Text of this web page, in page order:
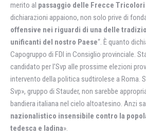
merito al passaggio delle Frecce Tricolori
dichiarazioni appaiono, non solo prive di
offensive nei riguardi di una delle
unificanti del nostro Paese“. È quanto
Capogruppo di FDI in Consiglio provinciale.
candidato per l’Svp alle prossime elezioni
intervento della politica sudtirolese a Roma.
Svp», gruppo di Stauder, non sarebbe
bandiera italiana nel cielo altoatesino. Anzi
nazionalistico insensibile contro la
tedesca e ladina».